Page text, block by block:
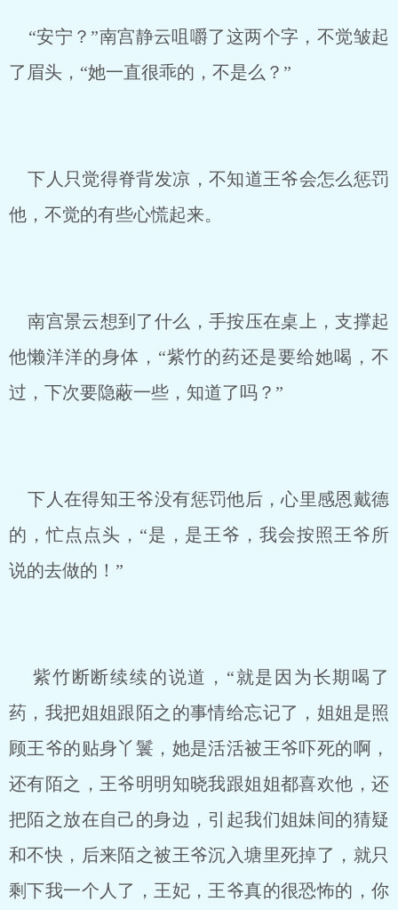
“安宁？”南宫静云咀嚼了这两个字，不觉皱起
了眉头，“她一直很乖的，不是么？”
下人只觉得脊背发凉，不知道王爷会怎么惩罚
他，不觉的有些心慌起来。
南宫景云想到了什么，手按压在桌上，支撑起
他懒洋洋的身体，“紫竹的药还是要给她喝，不
过，下次要隐蔽一些，知道了吗？”
下人在得知王爷没有惩罚他后，心里感恩戴德
的，忙点点头，“是，是王爷，我会按照王爷所
说的去做的！”
紫竹断断续续的说道，“就是因为长期喝了
药，我把姐姐跟陌之的事情给忘记了，姐姐是照
顾王爷的贴身丫鬟，她是活活被王爷吓死的啊，
还有陌之，王爷明明知晓我跟姐姐都喜欢他，还
把陌之放在自己的身边，引起我们姐妹间的猜疑
和不快，后来陌之被王爷沉入塘里死掉了，就只
剩下我一个人了，王妃，王爷真的很恐怖的，你